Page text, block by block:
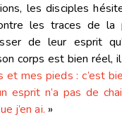
les disciples
les traces de la
de leur esprit
corps est bien réel,
et mes pieds : c’est
esprit n’a pas de
j’en ai. »